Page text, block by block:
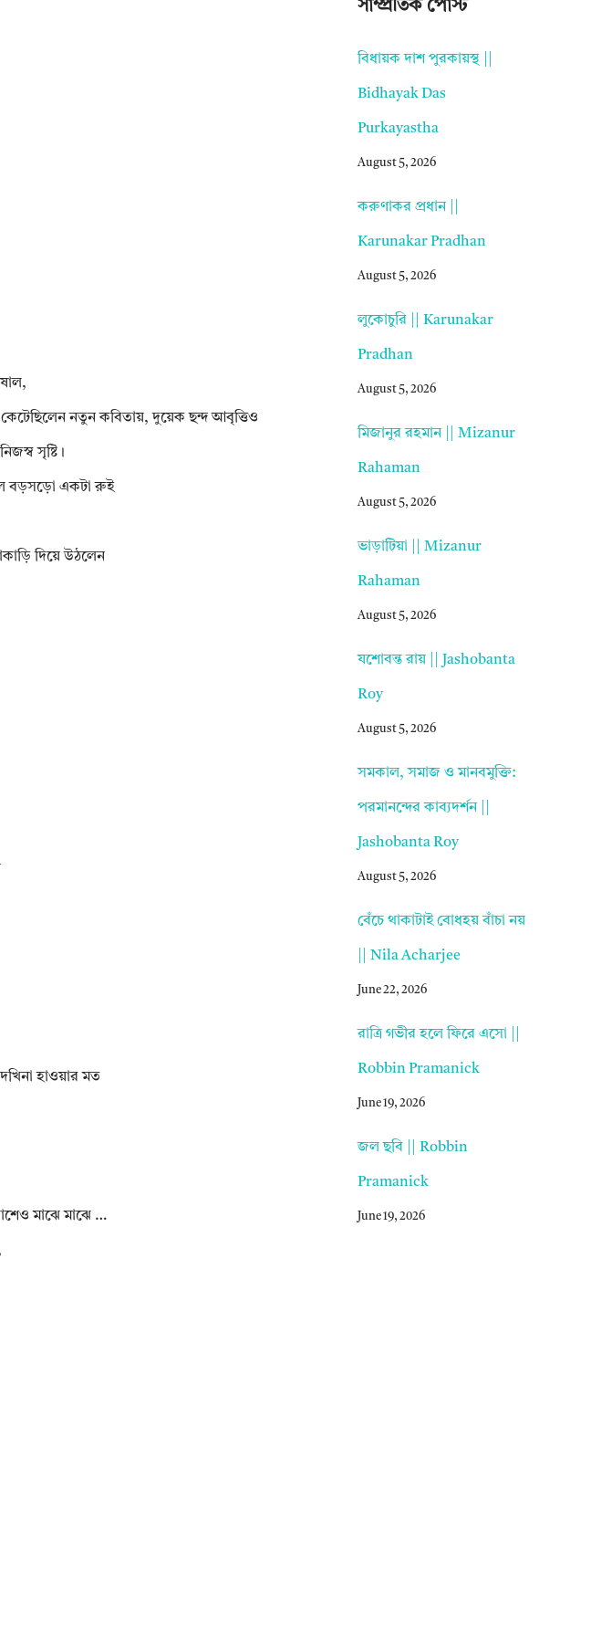
নতুন কবিতায়, দুয়েক ছন্দ আবৃত্তিও
সৃষ্টি।
বড়সড়ো একটা রুই
দিয়ে উঠলেন
হাওয়ার মত
মাঝে মাঝে …
সাম্প্রতিক পোস্ট
বিধায়ক দাশ পুরকায়স্থ ||
Bidhayak Das
Purkayastha
August 5, 2026
করুণাকর প্রধান ||
Karunakar Pradhan
August 5, 2026
লুকোচুরি || Karunakar
Pradhan
August 5, 2026
মিজানুর রহমান || Mizanur
Rahaman
August 5, 2026
ভাড়াটিয়া || Mizanur
Rahaman
August 5, 2026
যশোবন্ত রায় || Jashobanta
Roy
August 5, 2026
সমকাল, সমাজ ও মানবমুক্তি:
পরমানন্দের কাব্যদর্শন ||
Jashobanta Roy
August 5, 2026
বেঁচে থাকাটাই বোধহয় বাঁচা নয়
|| Nila Acharjee
June 22, 2026
রাত্রি গভীর হলে ফিরে এসো ||
Robbin Pramanick
June 19, 2026
জল ছবি || Robbin
Pramanick
June 19, 2026